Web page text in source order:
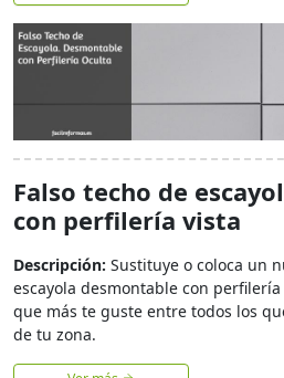
Falso techo de
con perfilería vista
Descripción: Sustituye o coloca un
escayola desmontable con
que más te guste entre todos los
de tu zona.